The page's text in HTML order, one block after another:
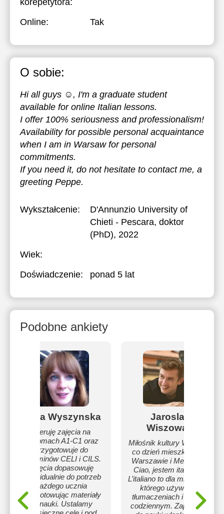
korepetytora:
Online: Tak
O sobie:
Hi all guys ☺️, I'm a graduate student
available for online Italian lessons.
I offer 100% seriousness and professionalism!
Availability for possible personal acquaintance
when I am in Warsaw for personal
commitments.
If you need it, do not hesitate to contact me, a
greeting Peppe.
Wykształcenie:
D'Annunzio University of
Chieti - Pescara, doktor
(PhD), 2022
Wiek:
Doświadczenie:
ponad 5 lat
Podobne ankiety
Idalia Wyszynska
Oferuję zajęcia na
poziomach A1-C1 oraz
przygotowuje do
egzaminów CELI i CILS.
Zajęcia dopasowuję
indywidualnie do potrzeb
każdego ucznia
przygotowując materiały
do nauki. Ustalamy
Jaroslaw
Wiszowaty
Miłośnik kultury Włoch, na
co dzień mieszkający w
Warszawie i Mediolanie.
Ciao, jestem italianistą.
L’italiano to dla mnie język,
którego używam w
tłumaczeniach i w życiu
codziennym. Zapraszam